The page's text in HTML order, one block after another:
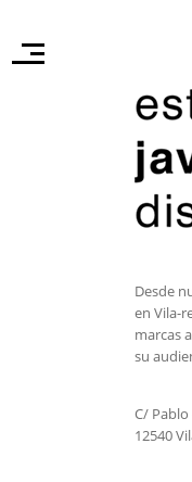
Desde
en Vila-
marcas
su
C/
12540